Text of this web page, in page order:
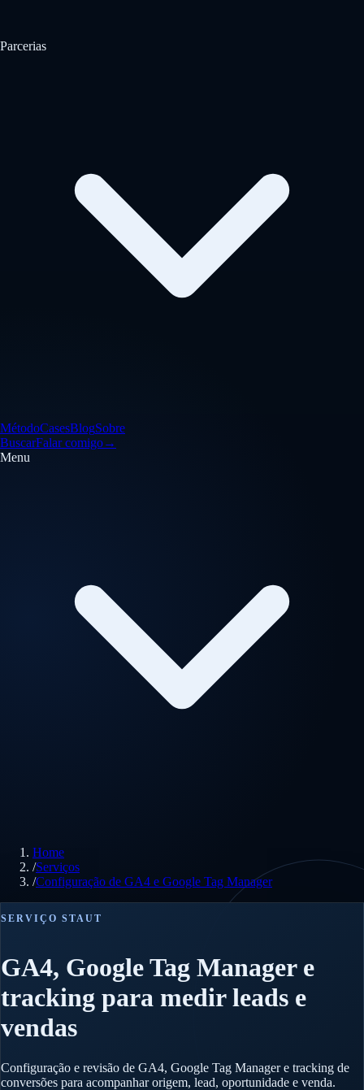
Parcerias
MétodoCasesBlogSobre
BuscarFalar comigo→
Menu
Home
/Serviços
/Configuração de GA4 e Google Tag Manager
SERVIÇO STAUT
GA4, Google Tag Manager e
tracking para medir leads e
vendas
Configuração e revisão de GA4, Google Tag Manager e tracking de
conversões para acompanhar origem, lead, oportunidade e venda.